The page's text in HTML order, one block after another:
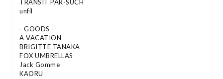
TRANSIT PAR-SUCH
unfil
- GOODS -
A VACATION
BRIGITTE TANAKA
FOX UMBRELLAS
Jack Gomme
KAORU